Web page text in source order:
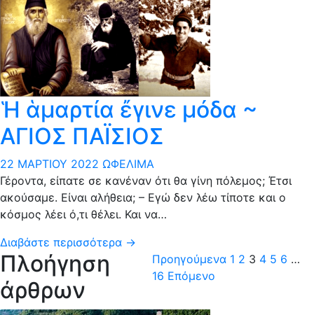
Ἡ ἁμαρτία ἔγινε μόδα ~
ΑΓΙΟΣ ΠΑΪΣΙΟΣ
22 ΜΑΡΤΊΟΥ 2022 ΩΦΈΛΙΜΑ
Γέροντα, είπατε σε κανέναν ότι θα γίνη πόλεμος; Έτσι
ακούσαμε. Είναι αλήθεια; – Εγώ δεν λέω τίποτε και ο
κόσμος λέει ό,τι θέλει. Και να…
Διαβάστε περισσότερα →
Πλοήγηση
άρθρων
Προηγούμενα 1 2 3 4 5 6 …
16 Επόμενο